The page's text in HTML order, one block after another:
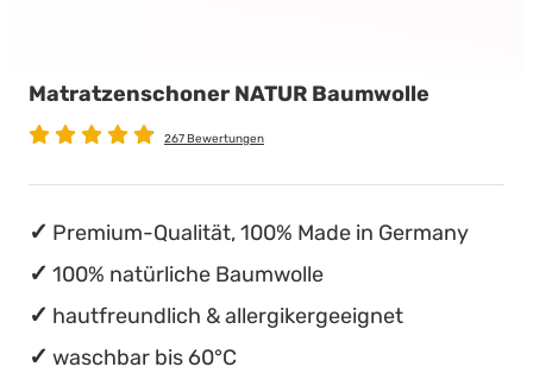
Matratzenschoner NATUR Baumwolle
267 Bewertungen
Premium-Qualität, 100% Made in Germany
100% natürliche Baumwolle
hautfreundlich & allergikergeeignet
waschbar bis 60°C
Antidekubitusmatratzen
Die beste Schlafposition finden